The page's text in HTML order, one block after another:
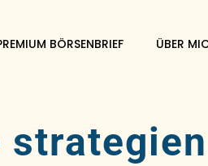
BÖRSENBRIEF ÜBER
strategien